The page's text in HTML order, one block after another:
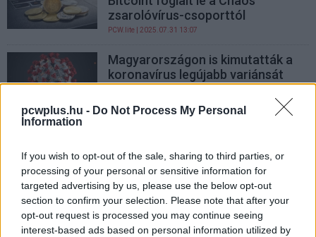
pcwplus.hu - Do Not Process My Personal
Information
If you wish to opt-out of the sale, sharing to third parties, or
processing of your personal or sensitive information for
targeted advertising by us, please use the below opt-out
section to confirm your selection. Please note that after your
opt-out request is processed you may continue seeing
interest-based ads based on personal information utilized by
zsarolóvírus-csoporttól
PCW.lite | 2025.07.31 13:07
Magyarországon is kimutatták a
koronavírus legújabb variánsát
Trójai bújt meg egy gamer egér
PCW.lite | 2025.07.23 15:02
A mesterséges intelligencia
hajtotta vírus ijesztő
gyakorisággal verheti át a
Windows Defendert